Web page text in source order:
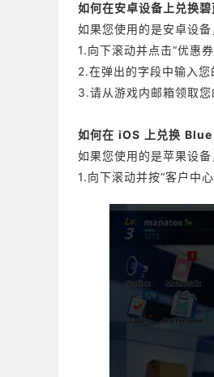
如何在安卓设备上兑换
如果您使用的是安卓设备
1.向下滚动并点击“优惠券
2.在弹出的字段中输入您
3.请从游戏内邮箱领取您
如何在 iOS 上兑换
如果您使用的是苹果设
1.向下滚动并按“客户中心